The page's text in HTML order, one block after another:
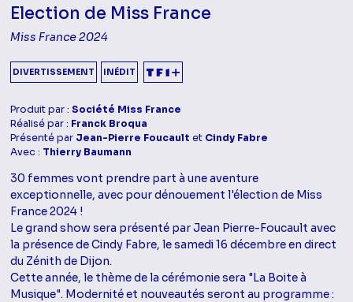
Election de Miss France
Miss France 2024
DIVERTISSEMENT INÉDIT
Produit par :Société Miss France
Réalisé par : Franck Broqua
Présenté par Jean-Pierre Foucault et Cindy Fabre
Avec : Thierry Baumann
30 femmes vont prendre part à une aventure
exceptionnelle, avec pour dénouement l'élection de Miss
France 2024 !
Le grand show sera présenté par Jean Pierre-Foucault avec
la présence de Cindy Fabre, le samedi 16 décembre en direct
du Zénith de Dijon.
Cette année, le thème de la cérémonie sera "La Boite à
Musique". Modernité et nouveautés seront au programme :